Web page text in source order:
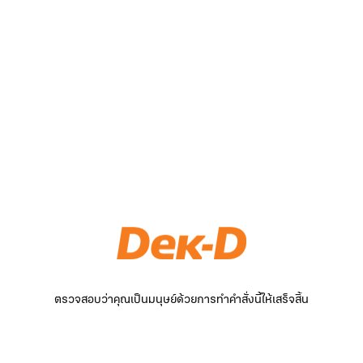
ตรวจสอบว่าคุณเป็นมนุษย์ด้วยการทำคำสั่งนี้ให้เสร็จสิ้น